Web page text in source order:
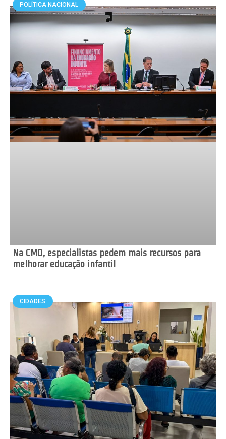
POLÍTICA NACIONAL
Na CMO, especialistas pedem mais recursos para
melhorar educação infantil
CIDADES